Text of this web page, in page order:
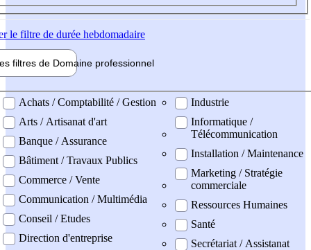
le filtre de durée hebdomadaire
filtres de Domaine professionnel
professionel
Achats / Comptabilité / Gestion
Arts / Artisanat d'art
Banque / Assurance
Bâtiment / Travaux Publics
Commerce / Vente
Communication / Multimédia
Conseil / Etudes
Direction d'entreprise
Industrie
Informatique /
Télécommunication
Installation / Maintenance
Marketing / Stratégie
commerciale
Ressources Humaines
Santé
Secrétariat / Assistanat